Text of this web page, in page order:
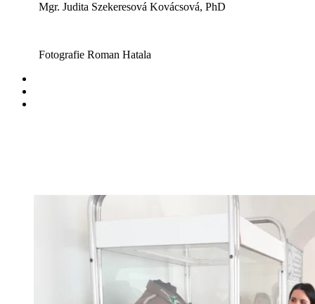
Mgr. Judita Szekeresová Kovácsová, PhD
Fotografie Roman Hatala